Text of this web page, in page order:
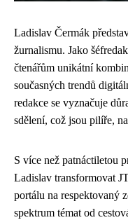
Ladislav Čermák
žurnalismu. Jako
čtenářům unikátní
současných trendů
redakce se vyznačuje
sdělení, což jsou pilíře,
S více než patnáctiletou
Ladislav transformovat
portálu na respektovaný
spektrum témat od